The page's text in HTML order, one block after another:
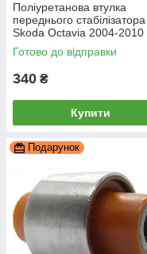
Поліуретанова втулка
переднього стабілізатора
Skoda Octavia 2004-2010
21мм ПІД вироблення, PP-
0057P
Готово до відправки
340 ₴
Купити
Подарунок